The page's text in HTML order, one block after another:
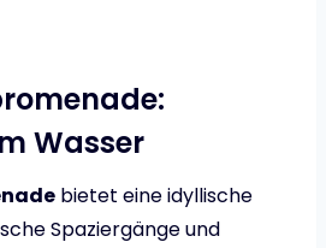
Wasser
bietet eine idyllische
Spaziergänge und